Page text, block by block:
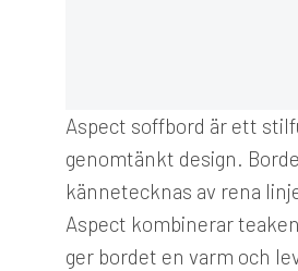
Aspect soffbord är ett
genomtänkt design.
kännetecknas av rena
Aspect kombinerar
ger bordet en varm och